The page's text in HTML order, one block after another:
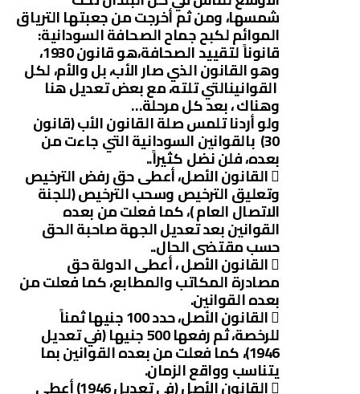
شمسها، ومن ثم أخرجت من جعبتها الترياق
الموائم لكبح جماح الصحافة السودانية:
قانوناً لتقييد الصحافة،هو قانون 1930،
وهو القانون الذي صار الأب، بل والأم، لكل
القوانينالتي تلته، مع بعض تعديل هنا
وهناك ، بعد كل مرحلة…
ولو أردنا تلمس صلة القانون الأب (قانون
30) بالقوانين السودانية التي جاءت من
بعده، فلن نضل كثيراً..
القانون الأصل، أعطى حق رفض الترخيص
وتعليق الترخيص وسحب الترخيص (للجنة
الاتصال العام )، كما فعلت من بعده
القوانين بعد تعديل الجهة صاحبة الحق
حسب مقتضى الحال..
القانون الأصل ، أعطى الدولة حق
مصادرة المكاتب والمطابع، كما فعلت من
بعده القوانين.
 القانون الأصل، حدد 100 جنيها ثمناً
للرخصة، ثم رفعها 500 جنيها (في تعديل
1946)، كما فعلت من بعده القوانين بما
يتناسب وواقع الزمان.
 القانون الأصل (في تعديل 1946) أعطى